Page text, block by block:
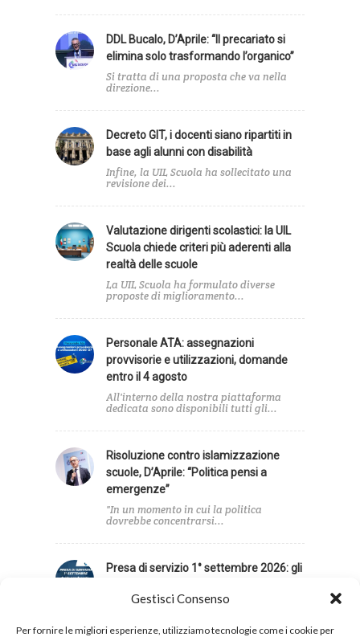
Gestisci Consenso
Per fornire le migliori esperienze, utilizziamo tecnologie come i cookie per
DDL Bucalo, D’Aprile: “Il precariato si
elimina solo trasformando l’organico”
Si tratta di una proposta che va nella
direzione...
Decreto GIT, i docenti siano ripartiti in
base agli alunni con disabilità
Infine, la UIL Scuola ha sollecitato una
revisione dei...
Valutazione dirigenti scolastici: la UIL
Scuola chiede criteri più aderenti alla
realtà delle scuole
La UIL Scuola ha formulato diverse
proposte di miglioramento...
Personale ATA: assegnazioni
provvisorie e utilizzazioni, domande
entro il 4 agosto
All'interno della nostra piattaforma
dedicata sono disponibili tutti gli...
Risoluzione contro islamizzazione
scuole, D’Aprile: “Politica pensi a
emergenze”
"In un momento in cui la politica
dovrebbe concentrarsi...
Presa di servizio 1° settembre 2026: gli
Per aiutare il personale a orientarsi tra